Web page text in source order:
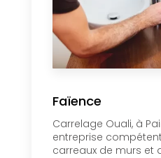
Faïence
Carrelage Ouali, à
entreprise
carreaux de murs et